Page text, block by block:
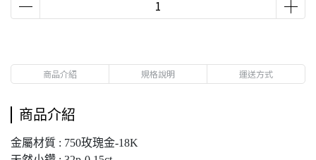
商品介紹 規格說明 運送方式
商品介紹
金屬材質 : 750玫瑰金-18K